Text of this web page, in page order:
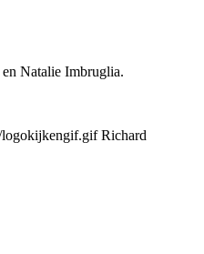
Natalie Imbruglia.
logokijkengif.gif Richard